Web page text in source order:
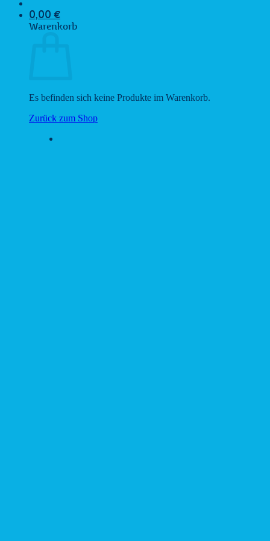
0,00 €
Warenkorb
Es befinden sich keine Produkte im Warenkorb.
Zurück zum Shop